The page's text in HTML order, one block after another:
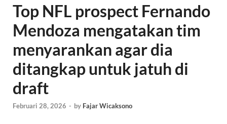
Top NFL prospect Fernando
Mendoza mengatakan tim
menyarankan agar dia
ditangkap untuk jatuh di
draft
Februari 28, 2026 - by Fajar Wicaksono